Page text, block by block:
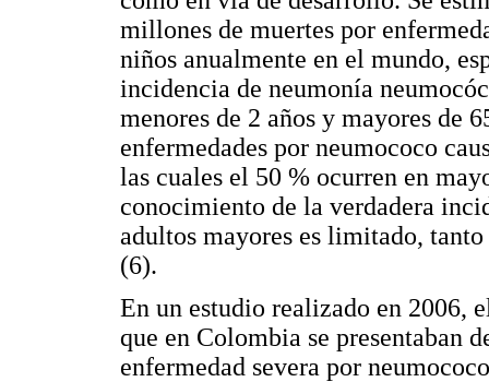
millones de muertes por
niños anualmente en el mundo,
incidencia de neumonía
menores de 2 años y mayores de
enfermedades por neumococo
las cuales el 50 % ocurren en
conocimiento de la verdadera
adultos mayores es limitado,
(6).
En un estudio realizado en 2006,
que en Colombia se presentaban
enfermedad severa por